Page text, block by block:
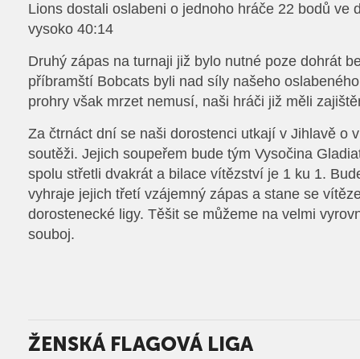
Lions dostali oslabeni o jednoho hráče 22 bodů ve
vysoko 40:14
Druhý zápas na turnaji již bylo nutné poze dohrát
příbramští Bobcats byli nad síly našeho
prohry však mrzet nemusí, naši hráči již měli
Za čtrnáct dní se naši dorostenci utkají v Jihlavě o
soutěži. Jejich soupeřem bude tým Vysočina
spolu střetli dvakrát a bilace vítězství je 1 ku 1.
vyhraje jejich třetí vzájemný zápas a stane se
dorostenecké ligy. Těšit se můžeme na velmi
souboj.
ŽENSKÁ FLAGOVÁ LIGA